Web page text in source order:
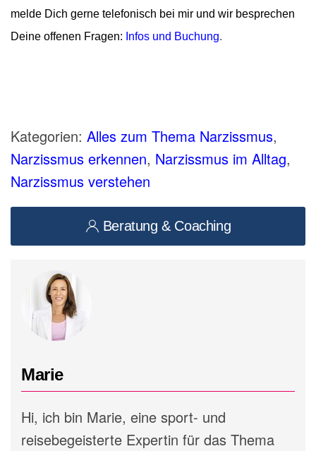
melde Dich gerne telefonisch bei mir und wir besprechen
Deine offenen Fragen: Infos und Buchung.
Kategorien: Alles zum Thema Narzissmus,
Narzissmus erkennen, Narzissmus im Alltag,
Narzissmus verstehen
Beratung & Coaching
Marie
Hi, ich bin Marie, eine sport- und
reisebegeisterte Expertin für das Thema